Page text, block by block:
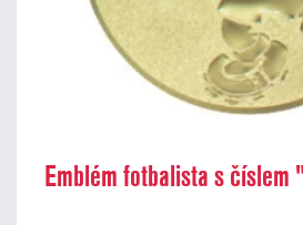
Emblém fotbalista s